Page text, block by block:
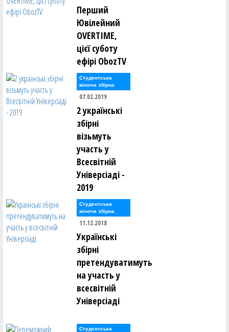
Перший
Ювілейний
OVERTIME,
цієї суботу
ефірі ObozTV
Студентська
жіноча збірна
07.02.2019
2 українські
збірні
візьмуть
участь у
Всесвітній
Універсіаді -
2019
Студентська
жіноча збірна
11.12.2018
Українські
збірні
претендуватимуть
на участь у
всесвітній
Універсіаді
Студентська